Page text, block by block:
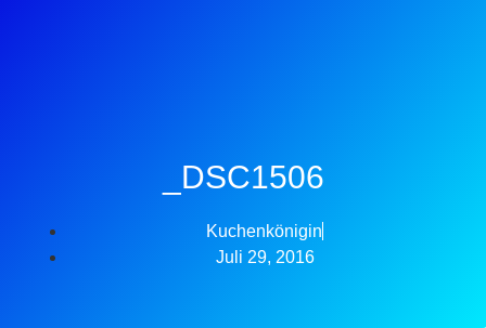
_DSC1506
Kuchenkönigin
Juli 29, 2016